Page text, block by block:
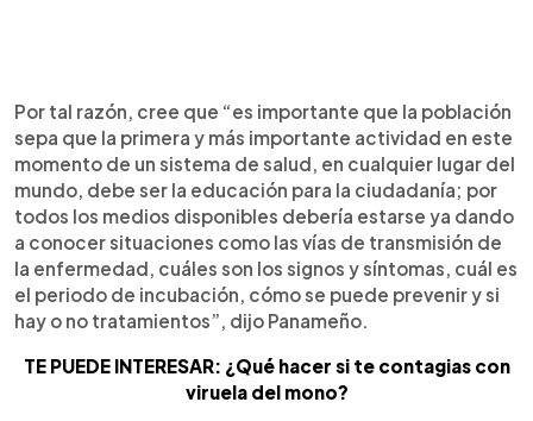
Por tal razón, cree que “es importante que la población
sepa que la primera y más importante actividad en este
momento de un sistema de salud, en cualquier lugar del
mundo, debe ser la educación para la ciudadanía; por
todos los medios disponibles debería estarse ya dando
a conocer situaciones como las vías de transmisión de
la enfermedad, cuáles son los signos y síntomas, cuál es
el periodo de incubación, cómo se puede prevenir y si
hay o no tratamientos”, dijo Panameño.
TE PUEDE INTERESAR: ¿Qué hacer si te contagias con
viruela del mono?